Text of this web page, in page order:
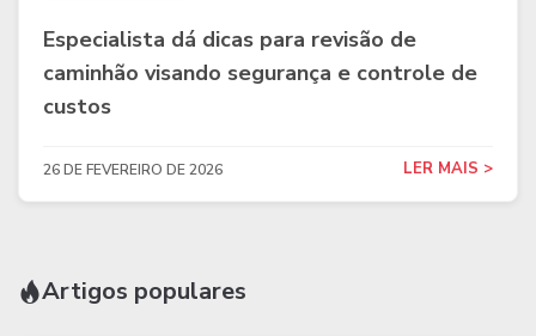
Especialista dá dicas para revisão de
caminhão visando segurança e controle de
custos
26 DE FEVEREIRO DE 2026 LER MAIS >
Artigos populares